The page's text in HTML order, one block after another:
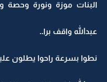
البنات موزة ونورة
عبدالله واقف برا..
نطوا بسرعة راحوا يطلون